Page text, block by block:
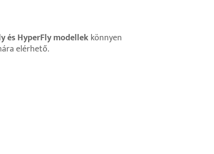
és HyperFly modellek könnyen
elérhető.